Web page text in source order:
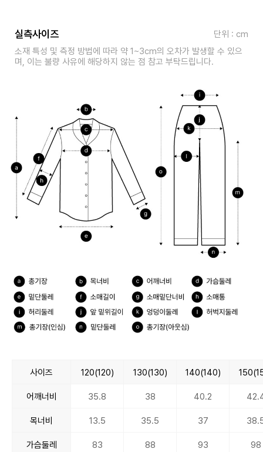
실측사이즈
단위 : cm
소재 특성 및 측정 방법에 따라 약 1~3cm의 오차가 발생할 수 있으
며, 이는 불량 사유에 해당하지 않는 점 참고 부탁드립니다.
사이즈 120(120) 130(130) 140(140)
어깨너비 35.8 38 40.2
목너비 13.5 35.5 37
가슴둘레 83 88 93 98